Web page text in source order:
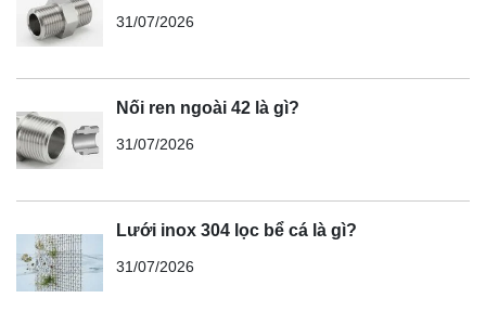
31/07/2026
Nối ren ngoài 42 là gì?
31/07/2026
Lưới inox 304 lọc bể cá là gì?
31/07/2026